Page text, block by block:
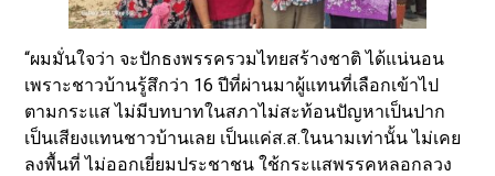
“ผมมั่นใจว่า จะปักธงพรรครวมไทยสร้างชาติ ได้แน่นอน
เพราะชาวบ้านรู้สึกว่า 16 ปีที่ผ่านมาผู้แทนที่เลือกเข้าไป
ตามกระแส ไม่มีบทบาทในสภาไม่สะท้อนปัญหาเป็นปาก
เป็นเสียงแทนชาวบ้านเลย เป็นแค่ส.ส.ในนามเท่านั้น ไม่เคย
ลงพื้นที่ ไม่ออกเยี่ยมประชาชน ใช้กระแสพรรคหลอกลวง